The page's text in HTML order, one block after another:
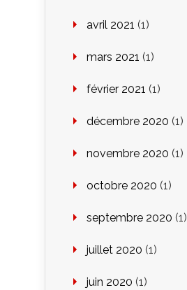
avril 2021 (1)
mars 2021 (1)
février 2021 (1)
décembre 2020 (1)
novembre 2020 (1)
octobre 2020 (1)
septembre 2020 (1)
juillet 2020 (1)
juin 2020 (1)